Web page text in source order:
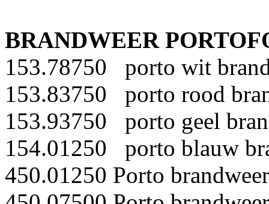
BRANDWEER
153.78750 porto wit
153.83750 porto rood
153.93750 porto geel
154.01250 porto blauw
450.01250 Porto brandweer